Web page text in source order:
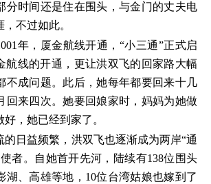
分时间还是住在围头，与金门的丈夫电
不过如此。
年，厦金航线开通，“小三通”正式启
航线的开通，更让洪双飞的回家路大幅
不成问题。此后，她每年都要回来十几
回来四次。她要回娘家时，妈妈为她做
，她已经到家了。
的日益频繁，洪双飞也逐渐成为两岸“通
者。自她首开先河，陆续有138位围头
湖、高雄等地，10位台湾姑娘也嫁到了